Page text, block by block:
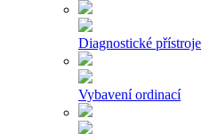
Diagnostické přístroje
Vybavení ordinací